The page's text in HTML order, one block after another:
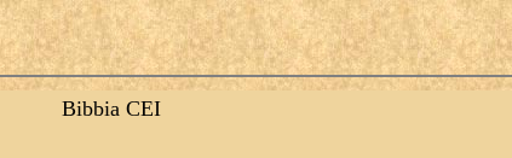
Bibbia CEI